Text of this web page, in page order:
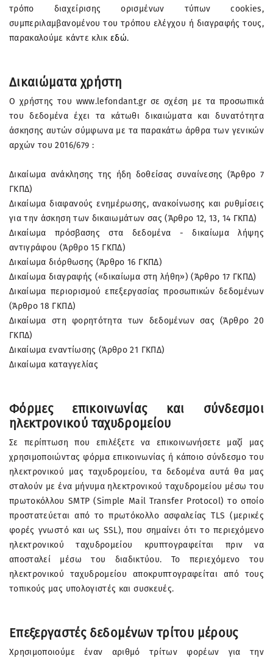
τρόπο διαχείρισης ορισμένων τύπων cookies,
συμπεριλαμβανομένου του τρόπου ελέγχου ή διαγραφής τους,
παρακαλούμε κάντε κλικεδώ.
Δικαιώματα χρήστη
Ο χρήστης του www.lefondant.gr σε σχέση με τα προσωπικά
του δεδομένα έχει τα κάτωθι δικαιώματα και δυνατότητα
άσκησης αυτών σύμφωνα με τα παρακάτω άρθρα των γενικών
αρχών του 2016/679 :
Δικαίωμα ανάκλησης της ήδη δοθείσας συναίνεσης (Άρθρο 7
ΓΚΠΔ)
Δικαίωμα διαφανούς ενημέρωσης, ανακοίνωσης και ρυθμίσεις
για την άσκηση των δικαιωμάτων σας (Άρθρο 12, 13, 14 ΓΚΠΔ)
Δικαίωμα πρόσβασης στα δεδομένα - δικαίωμα λήψης
αντιγράφου (Άρθρο 15 ΓΚΠΔ)
Δικαίωμα διόρθωσης (Άρθρο 16 ΓΚΠΔ)
Δικαίωμα διαγραφής («δικαίωμα στη λήθη») (Άρθρο 17 ΓΚΠΔ)
Δικαίωμα περιορισμού επεξεργασίας προσωπικών δεδομένων
(Άρθρο 18 ΓΚΠΔ)
Δικαίωμα στη φορητότητα των δεδομένων σας (Άρθρο 20
ΓΚΠΔ)
Δικαίωμα εναντίωσης (Άρθρο 21 ΓΚΠΔ)
Δικαίωμα καταγγελίας
Φόρμες επικοινωνίας και σύνδεσμοι
ηλεκτρονικού ταχυδρομείου
Σε περίπτωση που επιλέξετε να επικοινωνήσετε μαζί μας
χρησιμοποιώντας φόρμα επικοινωνίας ή κάποιο σύνδεσμο του
ηλεκτρονικού μας ταχυδρομείου, τα δεδομένα αυτά θα μας
σταλούν με ένα μήνυμα ηλεκτρονικού ταχυδρομείου μέσω του
πρωτοκόλλου SMTP (Simple Mail Transfer Protocol) το οποίο
προστατεύεται από το πρωτόκολλο ασφαλείας TLS (μερικές
φορές γνωστό και ως SSL), που σημαίνει ότι το περιεχόμενο
ηλεκτρονικού ταχυδρομείου κρυπτογραφείται πριν να
αποσταλεί μέσω του διαδικτύου. Το περιεχόμενο του
ηλεκτρονικού ταχυδρομείου αποκρυπτογραφείται από τους
τοπικούς μας υπολογιστές και συσκευές.
Επεξεργαστές δεδομένων τρίτου μέρους
Χρησιμοποιούμε έναν αριθμό τρίτων φορέων για την